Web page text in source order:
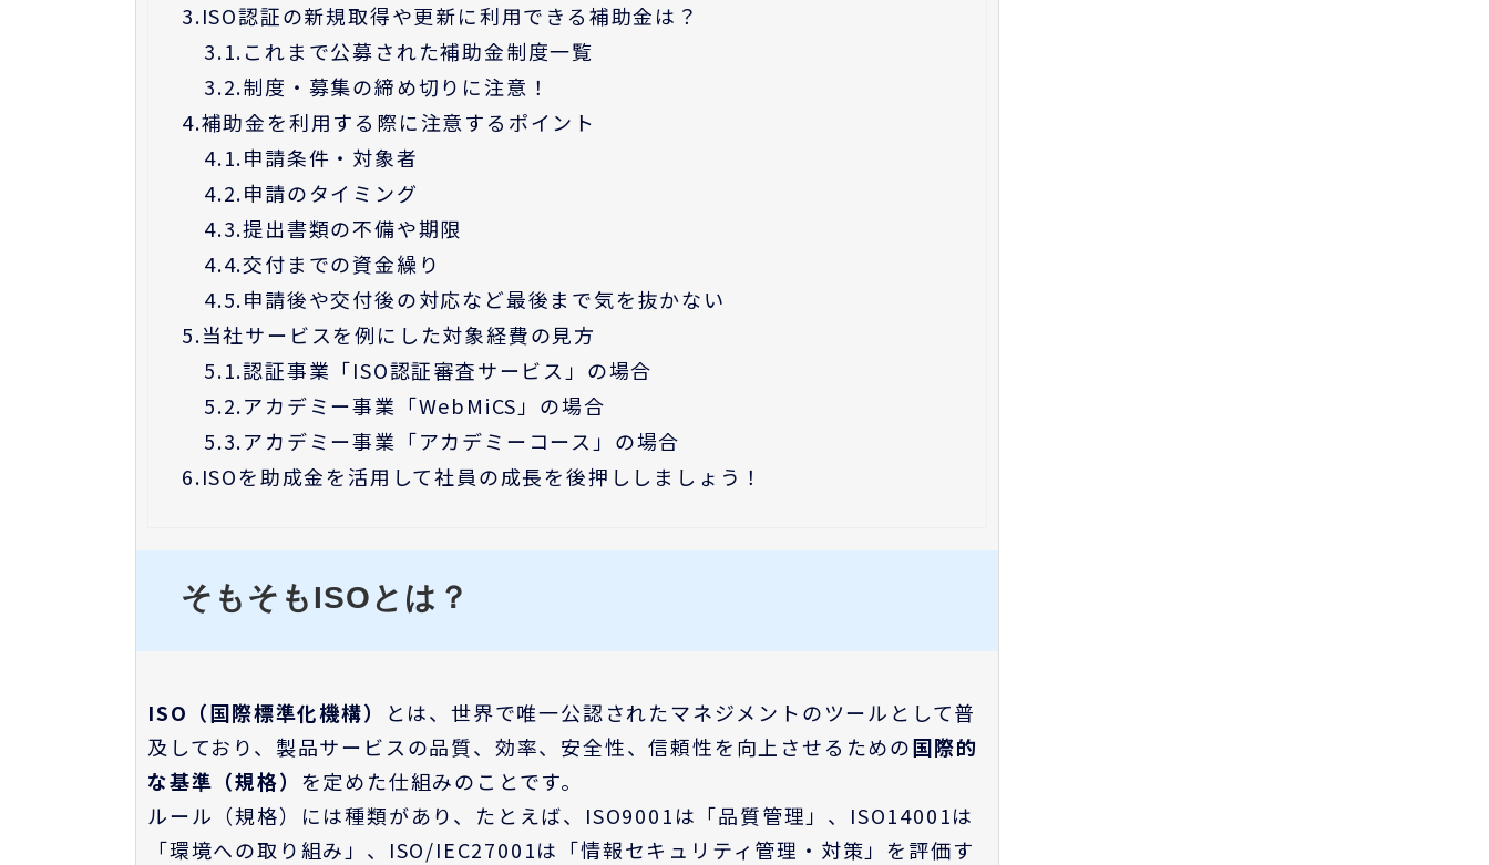
3.ISO認証の新規取得や更新に利用できる補助金は？
3.1.これまで公募された補助金制度一覧
3.2.制度・募集の締め切りに注意！
4.補助金を利用する際に注意するポイント
4.1.申請条件・対象者
4.2.申請のタイミング
4.3.提出書類の不備や期限
4.4.交付までの資金繰り
4.5.申請後や交付後の対応など最後まで気を抜かない
5.当社サービスを例にした対象経費の見方
5.1.認証事業「ISO認証審査サービス」の場合
5.2.アカデミー事業「WebMiCS」の場合
5.3.アカデミー事業「アカデミーコース」の場合
6.ISOを助成金を活用して社員の成長を後押ししましょう！
そもそもISOとは？
ISO（国際標準化機構）
とは、世界で唯一公認されたマネジメントのツールとして普
及しており、製品サービスの品質、効率、安全性、信頼性を向上させるための国際的
な基準（規格） を定めた仕組みのことです。
ルール（規格）には種類があり、たとえば、ISO9001は「品質管理」、ISO14001は
「環境への取り組み」、ISO/IEC27001は「情報セキュリティ管理・対策」を評価す